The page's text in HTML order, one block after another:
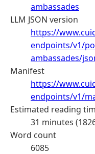
ambassades
LLM JSON version
https://
endpoints/v1/
ambassades/
Manifest
https://
endpoints/v1/
Estimated reading
31 minutes
Word count
6085